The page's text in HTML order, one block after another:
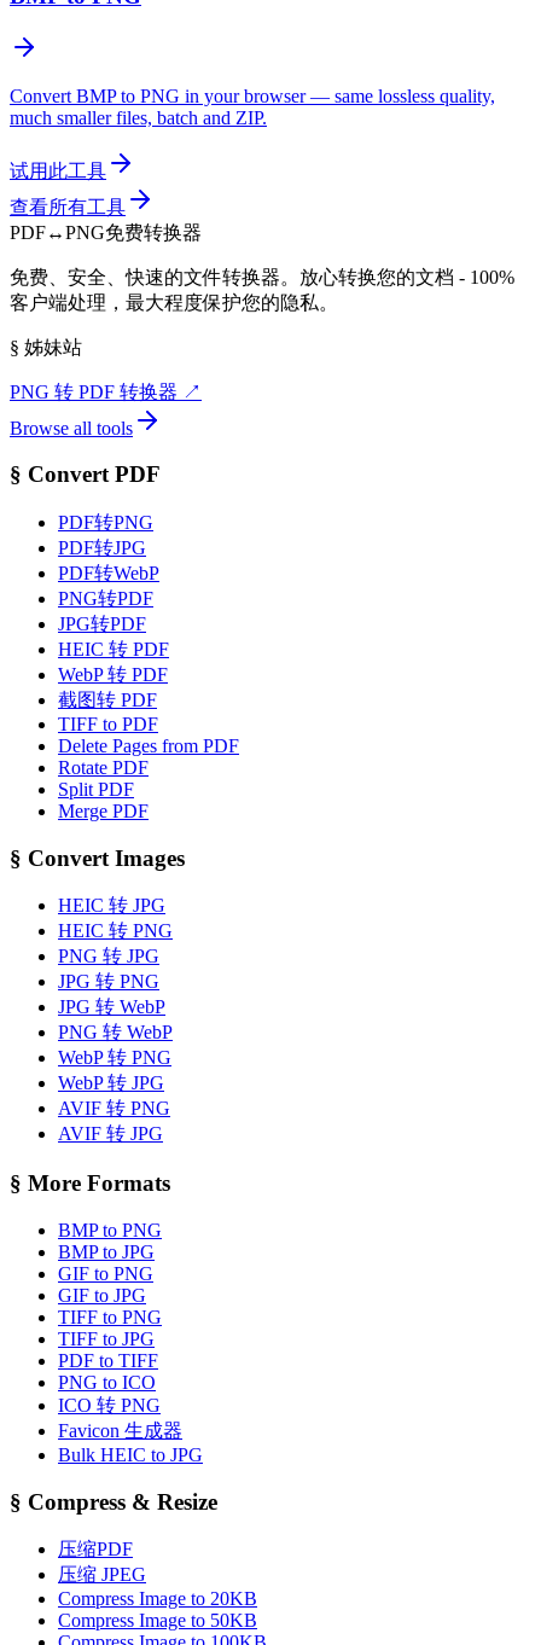
Convert BMP to PNG in your browser — same lossless quality,
much smaller files, batch and ZIP.
试用此工具
查看所有工具
PDF↔PNG免费转换器
免费、安全、快速的文件转换器。放心转换您的文档 - 100%
客户端处理，最大程度保护您的隐私。
§ 姊妹站
PNG 转 PDF 转换器 ↗
Browse all tools
§ Convert PDF
PDF转PNG
PDF转JPG
PDF转WebP
PNG转PDF
JPG转PDF
HEIC 转 PDF
WebP 转 PDF
截图转 PDF
TIFF to PDF
Delete Pages from PDF
Rotate PDF
Split PDF
Merge PDF
§ Convert Images
HEIC 转 JPG
HEIC 转 PNG
PNG 转 JPG
JPG 转 PNG
JPG 转 WebP
PNG 转 WebP
WebP 转 PNG
WebP 转 JPG
AVIF 转 PNG
AVIF 转 JPG
§ More Formats
BMP to PNG
BMP to JPG
GIF to PNG
GIF to JPG
TIFF to PNG
TIFF to JPG
PDF to TIFF
PNG to ICO
ICO 转 PNG
Favicon 生成器
Bulk HEIC to JPG
§ Compress & Resize
压缩PDF
压缩 JPEG
Compress Image to 20KB
Compress Image to 50KB